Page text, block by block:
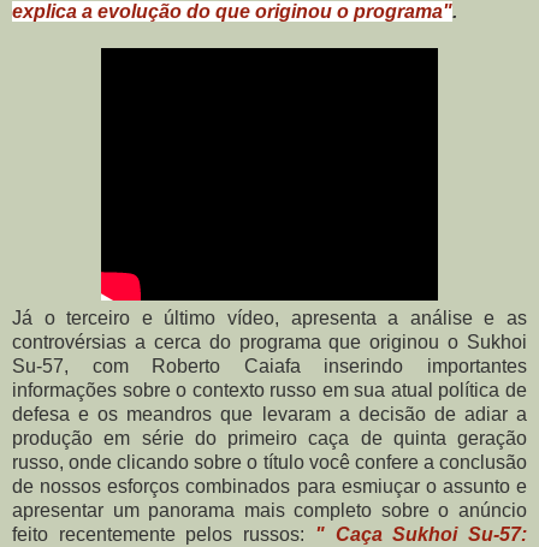
explica a evolução do que originou o programa".
Já o terceiro e último vídeo, apresenta a análise e as
controvérsias a cerca do programa que originou o Sukhoi
Su-57, com Roberto Caiafa inserindo importantes
informações sobre o contexto russo em sua atual política de
defesa e os meandros que levaram a decisão de adiar a
produção em série do primeiro caça de quinta geração
russo, onde clicando sobre o título você confere a conclusão
de nossos esforços combinados para esmiuçar o assunto e
apresentar um panorama mais completo sobre o anúncio
feito recentemente pelos russos: " Caça Sukhoi Su-57: